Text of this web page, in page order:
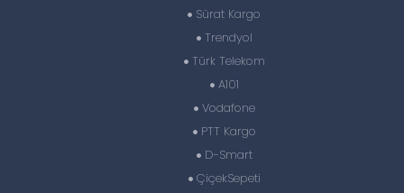
Sürat Kargo
Trendyol
Türk Telekom
A101
Vodafone
PTT Kargo
D-Smart
ÇiçekSepeti